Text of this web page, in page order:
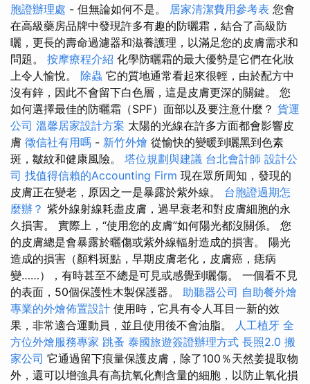
胞證辦理處 - 但無論如何不是。 居家清潔費用參考表 您會
在高級藥房品牌中發現許多有趣的防曬霜，結合了高級防
曬，更長的壽命過濾器和滋養護理，以滿足您的皮膚需求和
問題。 按摩療程介紹 化學防曬霜的最大優勢是它們在化妝
上令人愉悅。 除蟲 它的質地通常看起來很輕，由於配方中
沒有鋅，因此不會留下白色層，這是皮膚更深的關鍵。 您
如何選擇最佳的防曬霜（SPF）面部以及要注意什麼？ 貨運
公司 溫馨居家設計方案 太陽的光線在許多方面都會影響皮
膚 徵信社有用嗎 - 新竹外燴 從愉快的變暖到曬黑到色素
斑，皺紋和健康風險。 塔位規劃與建議 台北會計師 設計公
司 找值得信賴的Accounting Firm 現在眾所周知，發現的
皮膚正在變老，原因之一是暴露於紫外線。 台胞證過期怎
麼辦？ 紫外線射線耗盡皮膚，過早衰老和對皮膚細胞的永
久損害。 實際上，“使用您的皮膚”如何陽光都沒關係。 您
的皮膚總是會暴露於曬傷或紫外線輻射造成的損害。 陽光
造成的損害（顏料斑點，早期皮膚老化，皮膚癌，痣病
變……），有時甚至不總是可見或感覺到曬傷。 一個看不見
的表面，50個保護性木製保護器。 助聽器公司 自助餐外燴
專業的外燴佈置設計 使用時，它具有令人耳目一新的效
果，非常適合運動員，並且使用後不會油脂。 人工植牙 全
方位外燴服務專家 跳蚤 泰國旅遊簽證辦理方式 長照2.0 搬
家公司 它通過留下痕量保護皮膚，除了100％天然姜提取物
外，還可以增強具有高抗氧化劑含量的細胞，以防止氧化損